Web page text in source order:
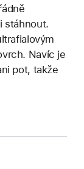
stáhnout.
Navíc je
pot, takže